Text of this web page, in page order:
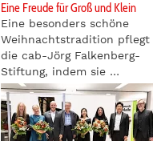
Eine Freude für Groß und Klein
Eine besonders schöne
Weihnachtstradition pflegt
die cab-Jörg Falkenberg-
Stiftung, indem sie …